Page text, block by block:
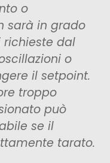
o
sarà in grado
richieste dal
o
il setpoint.
troppo
può
se il
tarato.